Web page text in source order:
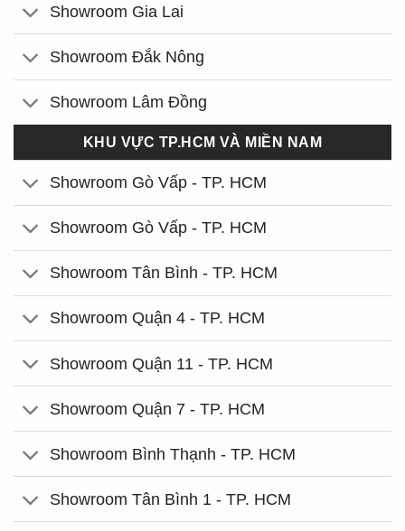
Showroom Gia Lai
Showroom Đắk Nông
Showroom Lâm Đồng
KHU VỰC TP.HCM VÀ MIỀN NAM
Showroom Gò Vấp - TP. HCM
Showroom Gò Vấp - TP. HCM
Showroom Tân Bình - TP. HCM
Showroom Quận 4 - TP. HCM
Showroom Quận 11 - TP. HCM
Showroom Quận 7 - TP. HCM
Showroom Bình Thạnh - TP. HCM
Showroom Tân Bình 1 - TP. HCM